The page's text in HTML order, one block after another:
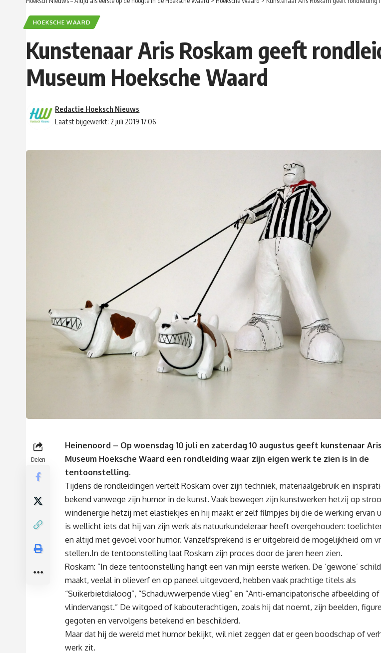
HOEKSCHE WAARD
Kunstenaar Aris Roskam geeft
Museum Hoeksche Waard
Laatst bijgewerkt: 2 juli 2019 17:06
Redactie Hoeksch Nieuws
Delen
Heinenoord – Op woensdag 10 juli en zaterdag 10 augustus geeft kunstenaar
Museum Hoeksche Waard een rondleiding waar zijn eigen werk te zien is in de
tentoonstelling.
Tijdens de rondleidingen vertelt Roskam over zijn techniek, materiaalgebruik en
bekend vanwege zijn humor in de kunst. Vaak bewegen zijn kunstwerken hetzij op
windenergie hetzij met elastiekjes en hij maakt er zelf filmpjes bij die de werking ervan
is wellicht iets dat hij van zijn werk als natuurkundeleraar heeft overgehouden:
en altijd met gevoel voor humor. Vanzelfsprekend is er uitgebreid de mogelijkheid om
stellen.In de tentoonstelling laat Roskam zijn proces door de jaren heen zien.
Roskam: ”In deze tentoonstelling hangt een van mijn eerste werken. De ‘gewone’
maakt, veelal in olieverf en op paneel uitgevoerd, hebben vaak prachtige titels als
“Suikerbietdialoog”, “Schaduwwerpende vlieg” en “Anti-emancipatorische afbeelding of
vlindervangst.” De witgoed of kabouterachtigen, zoals hij dat noemt, zijn beelden,
gegoten en vervolgens betekend en beschilderd.
Maar dat hij de wereld met humor bekijkt, wil niet zeggen dat er geen boodschap of
werk zit.